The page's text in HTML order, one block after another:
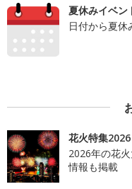
夏休みイベン
日付から夏休
花火特集2026
2026年の花
情報も掲載